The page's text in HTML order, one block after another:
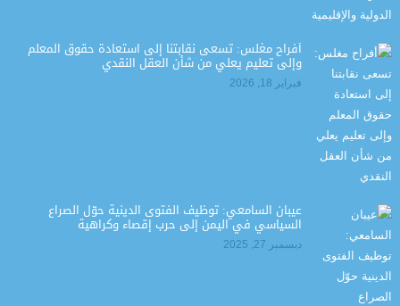
أفراح مغلس: تسعى نقابتنا إلى استعادة حقوق المعلم
وإلى تعليم يعلي من شأن العقل النقدي
فبراير 18, 2026
عيبان السامعي: توظيف الفتوى الدينية حوّل الصراع
السياسي في اليمن إلى حرب إقصاء وكراهية
ديسمبر 27, 2025